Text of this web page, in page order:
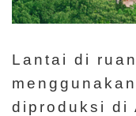
Lantai di
diproduksi di